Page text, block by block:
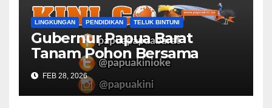
LINGKUNGAN PENDIDIKAN TELUK BINTUNI
Gubernur Papua Barat
Tanam Pohon Bersama
Civitas Academica
Universitas Muhammadiyah
FEB 28, 2026